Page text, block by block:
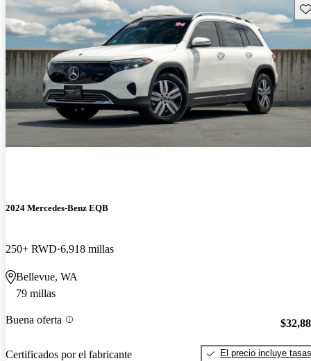
2024 Mercedes-Benz EQB
250+ RWD 6,918 millas
Bellevue, WA
79 millas
Buena oferta
Certificados por el fabricante
El precio incluye tasas